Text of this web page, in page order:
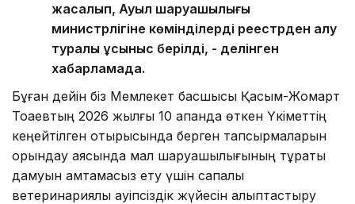
жасалып, Ауыл шаруашылығы
министрлігіне көмінділерді реестрден алу
туралы ұсыныс берілді, - делінген
хабарламада.
Бұған дейін біз Мемлекет басшысы Қасым-Жомарт
Тоқаевтың 2026 жылғы 10 ақпанда өткен Үкіметтің
кеңейтілген отырысында берген тапсырмаларын
орындау аясында мал шаруашылығының тұрақты
дамуын қамтамасыз ету үшін сапалы
ветеринариялық қауіпсіздік жүйесін қалыптастыру